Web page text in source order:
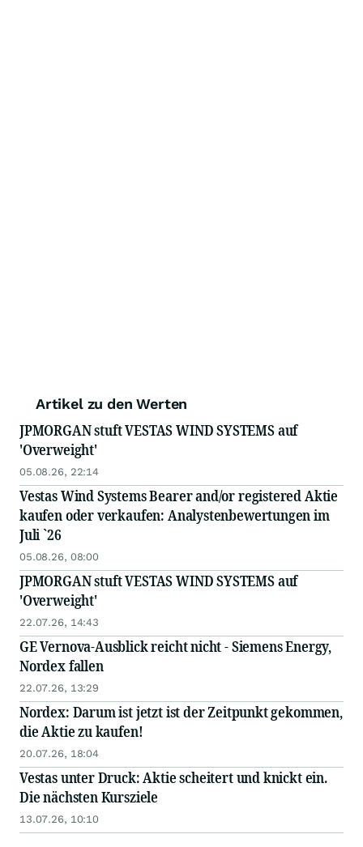
Artikel zu den Werten
JPMORGAN stuft VESTAS WIND SYSTEMS auf
'Overweight'
05.08.26, 22:14
Vestas Wind Systems Bearer and/or registered Aktie
kaufen oder verkaufen: Analystenbewertungen im
Juli `26
05.08.26, 08:00
JPMORGAN stuft VESTAS WIND SYSTEMS auf
'Overweight'
22.07.26, 14:43
GE Vernova-Ausblick reicht nicht - Siemens Energy,
Nordex fallen
22.07.26, 13:29
Nordex: Darum ist jetzt ist der Zeitpunkt gekommen,
die Aktie zu kaufen!
20.07.26, 18:04
Vestas unter Druck: Aktie scheitert und knickt ein.
Die nächsten Kursziele
13.07.26, 10:10